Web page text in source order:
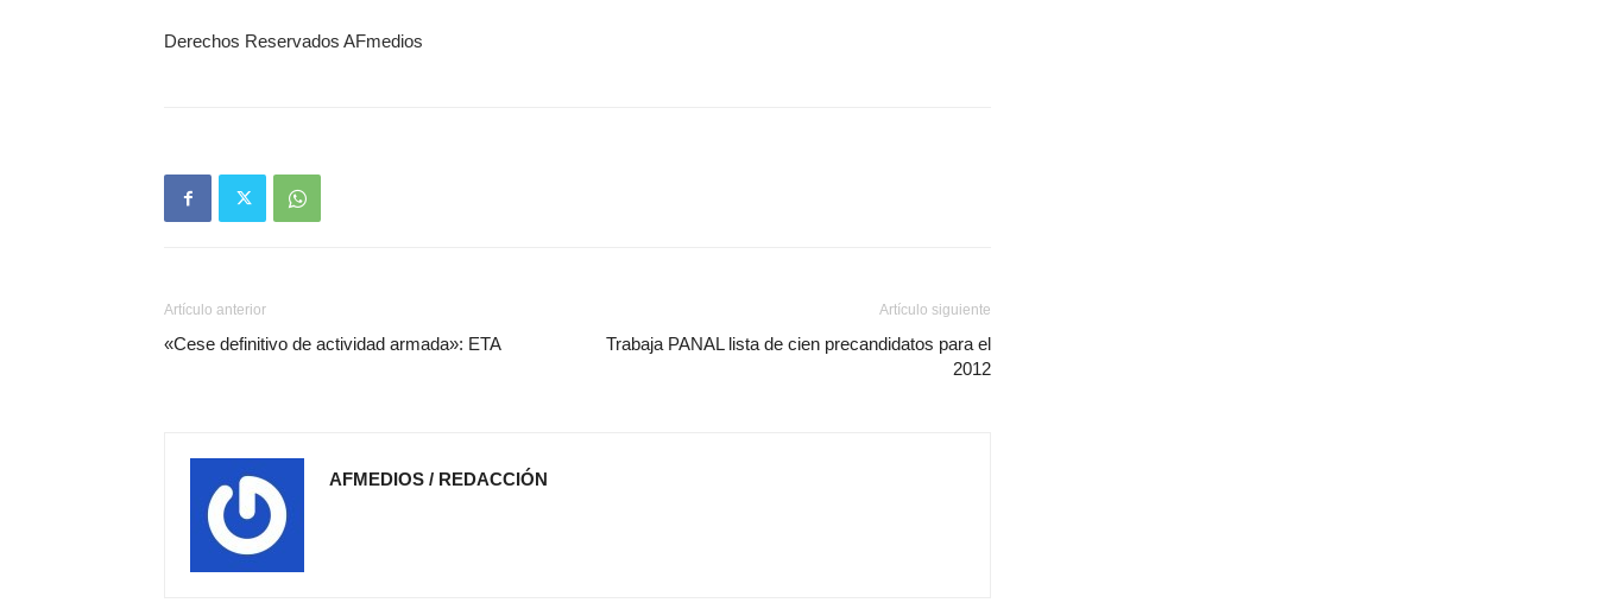
Derechos Reservados AFmedios
Artículo anterior
«Cese definitivo de actividad armada»: ETA
Artículo siguiente
Trabaja PANAL lista de cien precandidatos para el
2012
AFMEDIOS / REDACCIÓN